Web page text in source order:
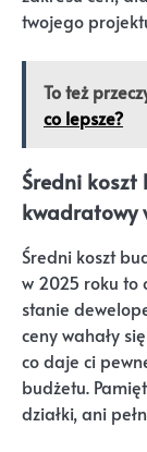
twojego
To też
co lepsze?
Średni
kwadratowy
Średni koszt
w 2025 roku to
stanie
ceny wahały
co daje ci
budżetu.
działki, ani